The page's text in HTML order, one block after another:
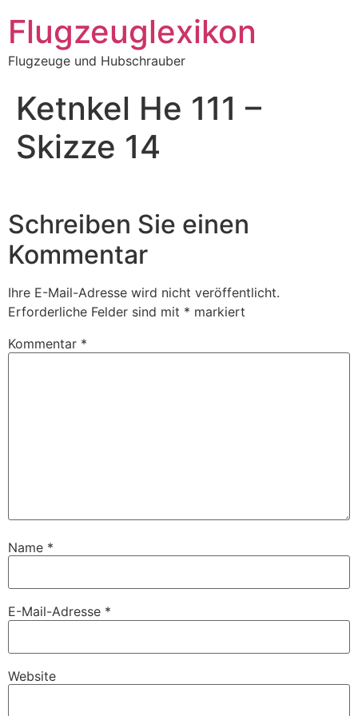
Inhalt
springen
Flugzeuglexikon
Flugzeuge und Hubschrauber
Ketnkel He 111 –
Skizze 14
Schreiben Sie einen
Kommentar
Ihre E-Mail-Adresse wird nicht veröffentlicht.
Erforderliche Felder sind mit * markiert
Kommentar *
Name *
E-Mail-Adresse *
Website